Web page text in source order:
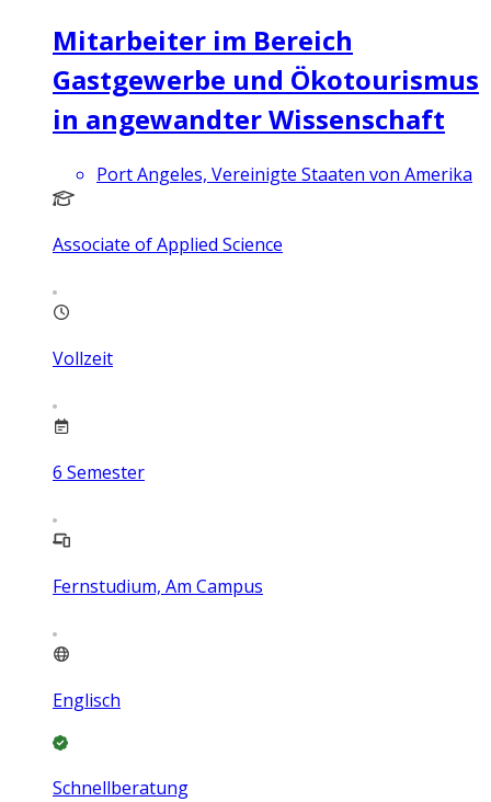
Mitarbeiter im Bereich
Gastgewerbe und Ökotourismus
in angewandter Wissenschaft
Port Angeles, Vereinigte Staaten von Amerika
Associate of Applied Science
Vollzeit
6 Semester
Fernstudium, Am Campus
Englisch
Schnellberatung